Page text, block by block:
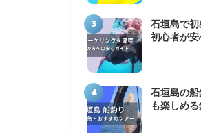
3
石垣島で初
初心者が
4
石垣島の
も楽しめ